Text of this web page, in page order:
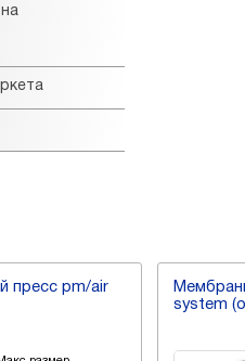
пресс pm/air
system